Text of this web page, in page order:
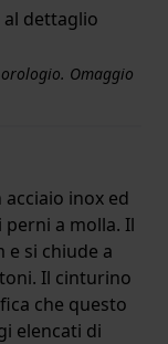
al dettaglio
Omaggio
inox ed
a molla. Il
e si chiude a
Il cinturino
che questo
elencati di